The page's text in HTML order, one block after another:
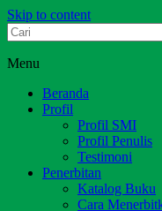
Skip to content
Dari Jambi untuk Indonesia
Menu
Beranda
Profil
Profil SMI
Profil Penulis
Testimoni
Penerbitan
Katalog Buku
Cara